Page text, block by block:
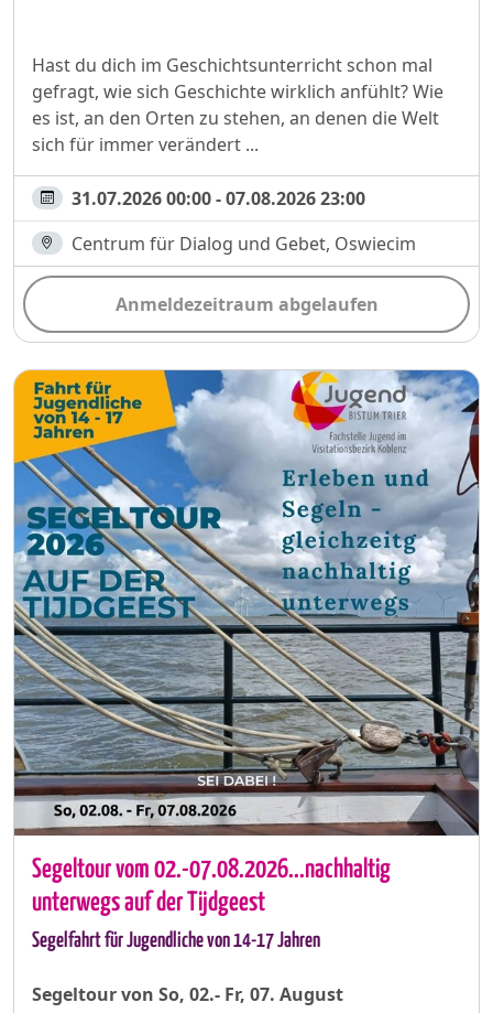
Hast du dich im Geschichtsunterricht schon mal
gefragt, wie sich Geschichte wirklich anfühlt? Wie
es ist, an den Orten zu stehen, an denen die Welt
sich für immer verändert ...
31.07.2026 00:00 - 07.08.2026 23:00
Centrum für Dialog und Gebet, Oswiecim
Anmeldezeitraum abgelaufen
Segeltour vom 02.-07.08.2026...nachhaltig
unterwegs auf der Tijdgeest
Segelfahrt für Jugendliche von 14-17 Jahren
Segeltour von So, 02.- Fr, 07. August